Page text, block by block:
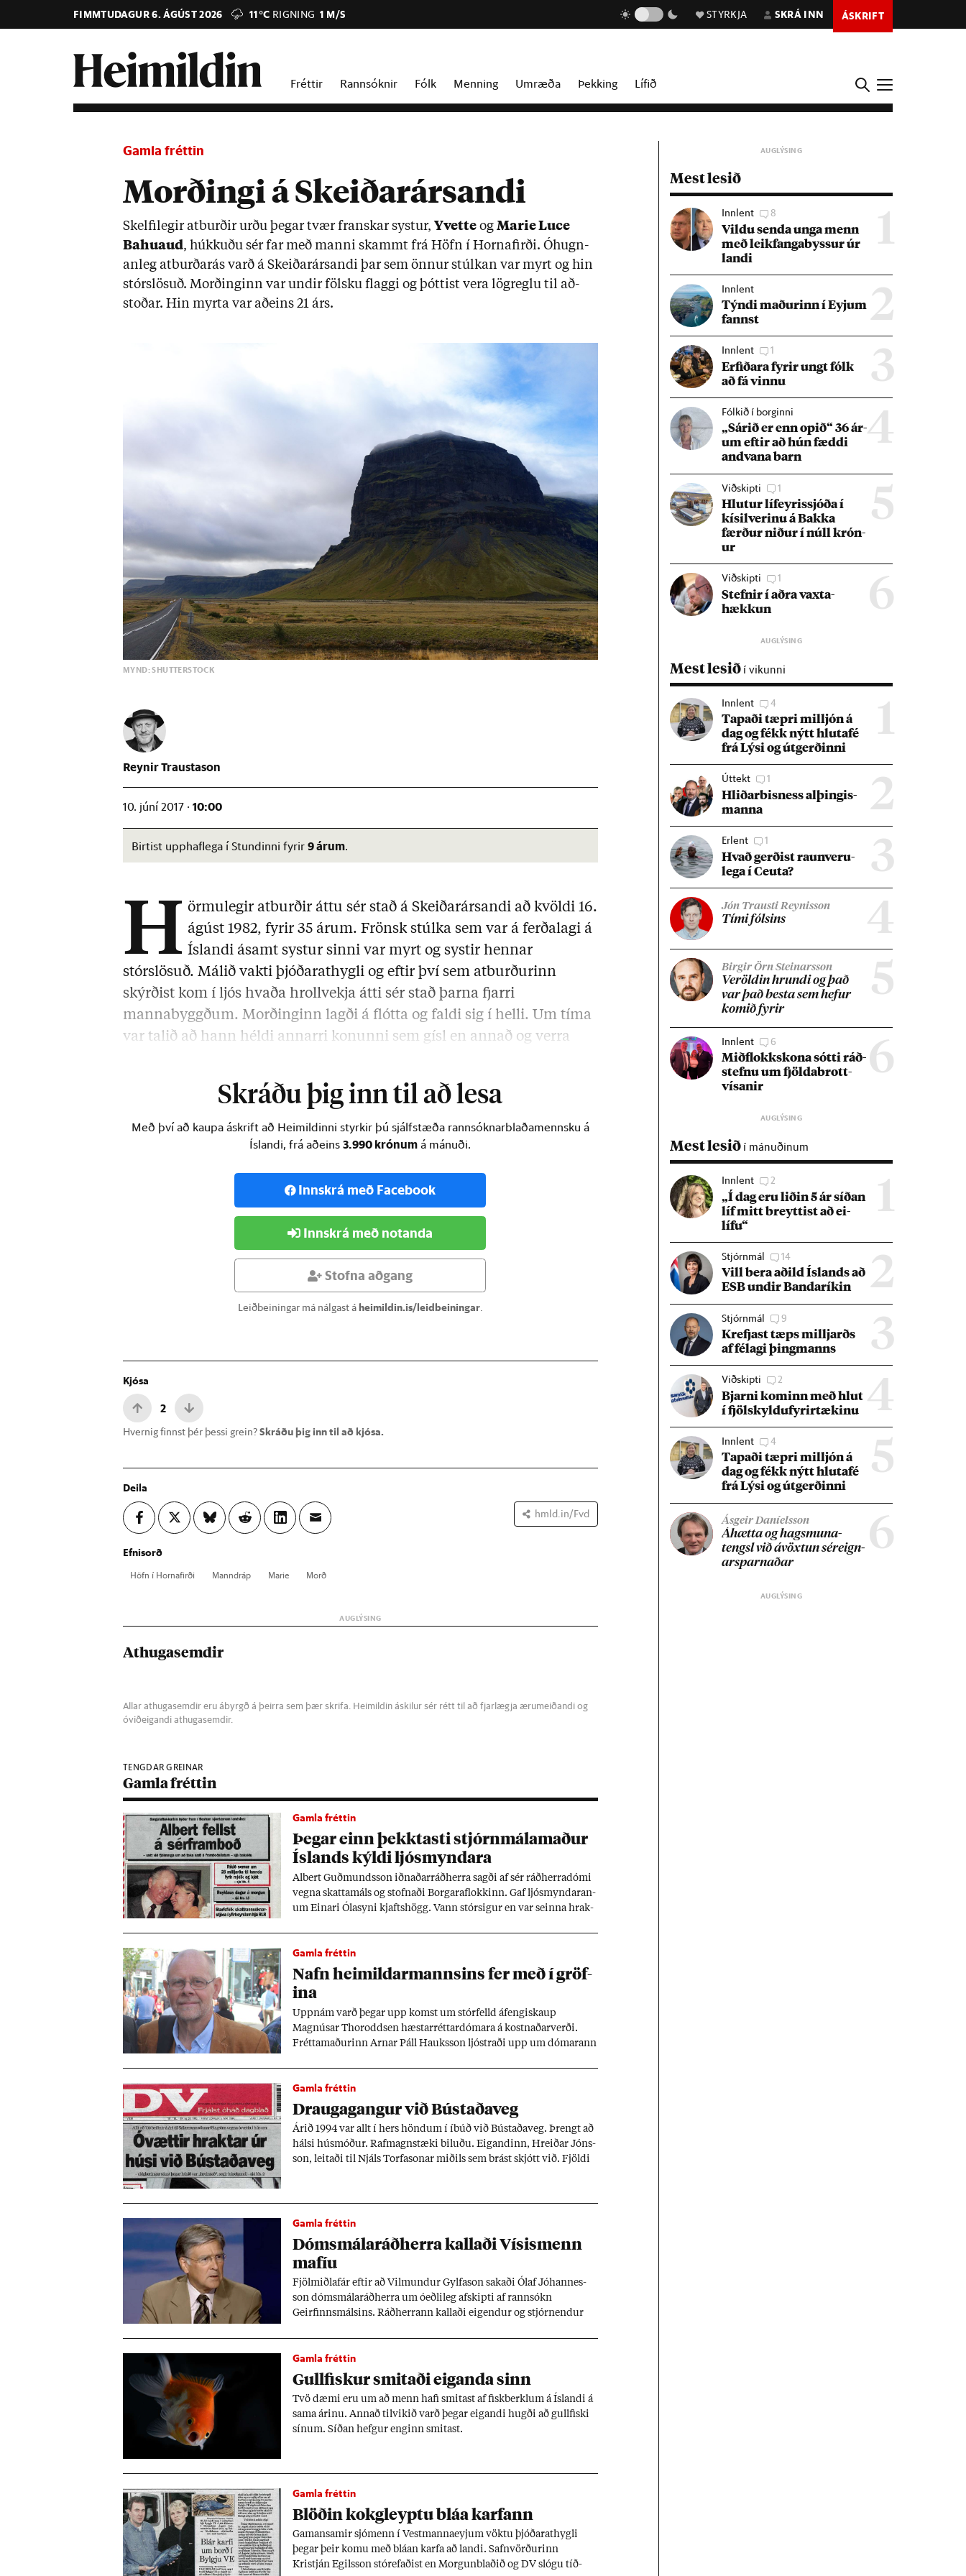
FIMMTUDAGUR 6. ÁGÚST 2026 11°C RIGNING 1 M/S STYRKJA SKRÁ INN ÁSKRIFT
Fréttir Rannsóknir Fólk Menning Umræða Þekking Lífið
Gamla fréttin
Morðingi á Skeiðarársandi
Skelfi­leg­ir at­burð­ir urðu þeg­ar tvær fransk­ar syst­ur,Yvette ogMarie Luce
Bahu­aud, húkk­uðu sér far með manni skammt frá Höfn í Horna­firði. Óhugn­
an­leg at­burða­rás varð á Skeið­ar­ársandi þar sem önn­ur stúlk­an var myrt og hin
stór­slös­uð. Morð­ing­inn var und­ir fölsku flaggi og þótt­ist vera lög­reglu til að­
stoð­ar. Hin myrta var að­eins 21 árs.
MYND: SHUTTERSTOCK
Reynir Traustason
10. júní 2017 ·10:00
Birtist upphaflega í Stundinni fyrir9 árum.
H örmulegir atburðir áttu sér stað á Skeiðarársandi að kvöldi 16.
ágúst 1982, fyrir 35 árum. Frönsk stúlka sem var á ferðalagi á
Íslandi ásamt systur sinni var myrt og systir hennar
stórslösuð. Málið vakti þjóðarathygli og eftir því sem atburðurinn
skýrðist kom í ljós hvaða hrollvekja átti sér stað þarna fjarri
mannabyggðum. Morðinginn lagði á flótta og faldi sig í helli. Um tíma
var talið að hann héldi annarri konunni sem gísl en annað og verra
Skráðu þig inn til að lesa
Með því að kaupa áskrift að Heimildinni styrkir þú sjálfstæða rannsóknarblaðamennsku á
Íslandi, frá aðeins3.990 krónum á mánuði.
Innskrá með Facebook
Innskrá með notanda
Stofna aðgang
Leiðbeiningar má nálgast áheimildin.is/leidbeiningar.
Kjósa
2
Hvernig finnst þér þessi grein?Skráðu þig inn til að kjósa.
Deila
hmld.in/Fvd
Efnisorð
Höfn í Horna­firði Mann­dráp Marie Morð
Athugasemdir
Allar athugasemdir eru ábyrgð á þeirra sem þær skrifa. Heimildin áskilur sér rétt til að fjarlægja ærumeiðandi og
óviðeigandi athugasemdir.
TENGDAR GREINAR
Gamla fréttin
Gamla fréttin
Þeg­ar einn þekkt­asti stjórn­mála­mað­ur
Ís­lands kýldi ljós­mynd­ara
Al­bert Guð­munds­son iðn­að­ar­ráð­herra sagði af sér ráð­herra­dómi
vegna skatta­máls og stofn­aði Borg­ara­flokk­inn. Gaf ljós­mynd­ar­an­
um Ein­ari Óla­syni kjafts­högg. Vann stór­sig­ur en var seinna hrak­
Gamla fréttin
Nafn heim­ild­ar­manns­ins fer með í gröf­
ina
Upp­nám varð þeg­ar upp komst um stór­felld áfengis­kaup
Magnús­ar Thorodd­sen hæst­ar­rétt­ar­dóm­ara á kostn­að­ar­verði.
Frétta­mað­ur­inn Arn­ar Páll Hauks­son ljóstr­aði upp um dóm­ar­ann
Gamla fréttin
Drauga­gang­ur við Bú­staða­veg
Ár­ið 1994 var allt í hers hönd­um í íbúð við Bú­staða­veg. Þrengt að
hálsi hús­móð­ur. Raf­magns­tæki bil­uðu. Eig­and­inn, Hreið­ar Jóns­
son, leit­aði til Njáls Torfa­son­ar mið­ils sem brást skjótt við. Fjöldi
Gamla fréttin
Dóms­mála­ráð­herra kall­aði Vís­is­menn
mafíu
Fjöl­miðla­fár eft­ir að Vil­mund­ur Gylfa­son sak­aði Ólaf Jó­hann­es­
son dóms­mála­ráð­herra um óeðli­leg af­skipti af rann­sókn
Geirfinns­máls­ins. Ráð­herr­ann kall­aði eig­end­ur og stjórn­end­ur
Gamla fréttin
Gull­fisk­ur smit­aði eig­anda sinn
Tvö dæmi eru um að menn hafi smit­ast af fisk­berkl­um á Ís­landi á
sama ár­inu. Ann­að til­vik­ið varð þeg­ar eig­andi hugði að gull­fiski
sín­um. Síð­an hefg­ur eng­inn smit­ast.
Gamla fréttin
Blöð­in kok­g­leyptu bláa karf­ann
Gam­an­sam­ir sjó­menn í Vest­manna­eyj­um vöktu þjóð­ar­at­hygli
þeg­ar þeir komu með blá­an karfa að landi. Safn­vörð­ur­inn
Kristján Eg­ils­son stór­ef­að­ist en Morg­un­blað­ið og DV slógu tíð­
Mest lesið
1
Innlent 8
Vildu senda unga menn
með leik­fanga­byss­ur úr
landi
2
Innlent
Týndi mað­ur­inn í Eyj­um
fannst
3
Innlent 1
Erf­ið­ara fyr­ir ungt fólk
að fá vinnu
4
Fólkið í borginni
„Sár­ið er enn op­ið“ 36 ár­
um eft­ir að hún fæddi
and­vana barn
5
Viðskipti 1
Hlut­ur líf­eyr­is­sjóða í
kís­il­ver­inu á Bakka
færð­ur nið­ur í núll krón­
ur
6
Viðskipti 1
Stefn­ir í aðra vaxta­
hækk­un
Mest lesið í vikunni
1
Innlent 4
Tap­aði tæpri millj­ón á
dag og fékk nýtt hluta­fé
frá Lýsi og út­gerð­inni
2
Úttekt 1
Hlið­ar­bis­ness al­þing­is­
manna
3
Erlent 1
Hvað gerð­ist raun­veru­
lega í Ceuta?
4
Jón Trausti Reynisson
Tími fóls­ins
5
Birgir Örn Steinarsson
Ver­öld­in hrundi og það
var það besta sem hef­ur
kom­ið fyr­ir
6
Innlent 6
Mið­flokks­kona sótti ráð­
stefnu um fjölda­brott­
vís­an­ir
Mest lesið í mánuðinum
1
Innlent 2
„Í dag eru lið­in 5 ár síð­an
líf mitt breytt­ist að ei­
lífu“
2
Stjórnmál 14
Vill bera að­ild Ís­lands að
ESB und­ir Banda­rík­in
3
Stjórnmál 9
Krefjast tæps millj­arðs
af fé­lagi þing­manns
4
Viðskipti 2
Bjarni kom­inn með hlut
í fjöl­skyldu­fyr­ir­tæk­inu
5
Innlent 4
Tap­aði tæpri millj­ón á
dag og fékk nýtt hluta­fé
frá Lýsi og út­gerð­inni
6
Ásgeir Daníelsson
Áhætta og hags­muna­
tengsl við ávöxt­un sér­eign­
ar­sparn­að­ar